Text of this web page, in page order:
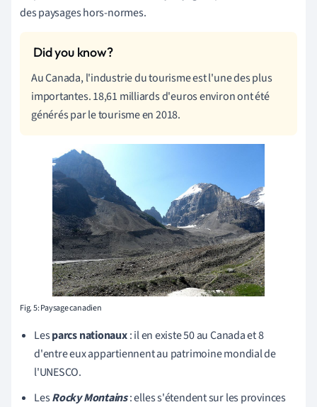
des paysages hors-normes.
Au Canada, l'industrie du tourisme est l'une des plus
importantes. 18,61 milliards d'euros environ ont été
générés par le tourisme en 2018.
Fig. 5: Paysage canadien
Lesparcs nationaux: il en existe 50 au Canada et 8
d'entre eux appartiennent au patrimoine mondial de
l'UNESCO.
LesRocky Montains: elles s'étendent sur les provinces